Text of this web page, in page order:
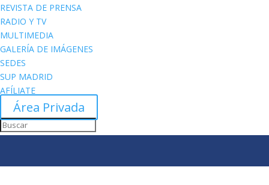
REVISTA DE PRENSA
RADIO Y TV
MULTIMEDIA
GALERÍA DE IMÁGENES
SEDES
SUP MADRID
AFÍLIATE
Área Privada